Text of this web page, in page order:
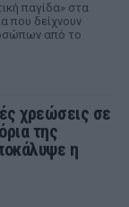
παγίδα» στα
που δείχνουν
από το
χρεώσεις σε
της
η